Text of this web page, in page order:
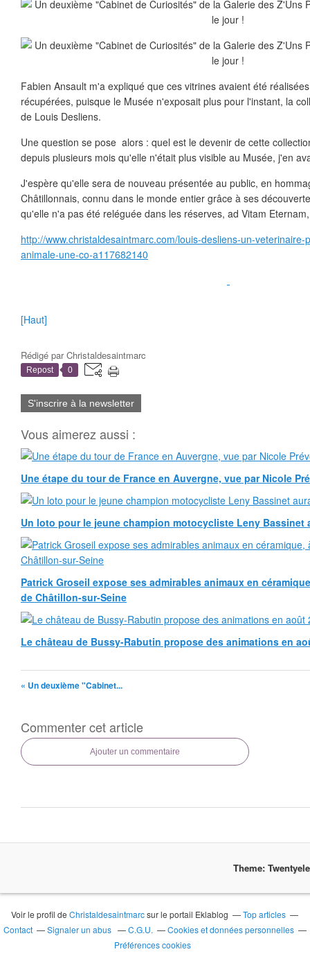
Fabien Ansault m'a expliqué que ces vitrines avaient été
récupérées, puisque le Musée n'exposait plus pour l'instant, la
de Louis Desliens.
Une question se pose alors : quel est le devenir de cette
depuis plusieurs mois qu'elle n'était plus visible au Musée, j'en
J'espère qu'elle sera de nouveau présentée au public, en
Châtillonnais, connu dans le monde entier grâce à ses
qu'elle n'a pas été reléguée dans les réserves, ad Vitam
http://www.christaldesaintmarc.com/louis-desliens-un-
animale-une-co-a117682140
[Haut]
Rédigé parChristaldesaintmarc
Repost 0
S'inscrire à la newsletter
Vous aimerez aussi :
Une étape du tour de France en Auvergne, vue par Nicole
Un loto pour le jeune champion motocycliste Leny Bassinet
Patrick Groseil expose ses admirables animaux en
de Châtillon-sur-Seine
Le château de Bussy-Rabutin propose des animations en
« Un deuxième "Cabinet...
Commenter cet article
Ajouter un commentaire
Theme:
Voir le profil deChristaldesaintmarcsur le portail Eklablog
Top articles
Contact
Signaler un abus C.G.U.
Cookies et données personnelles
Préférences cookies